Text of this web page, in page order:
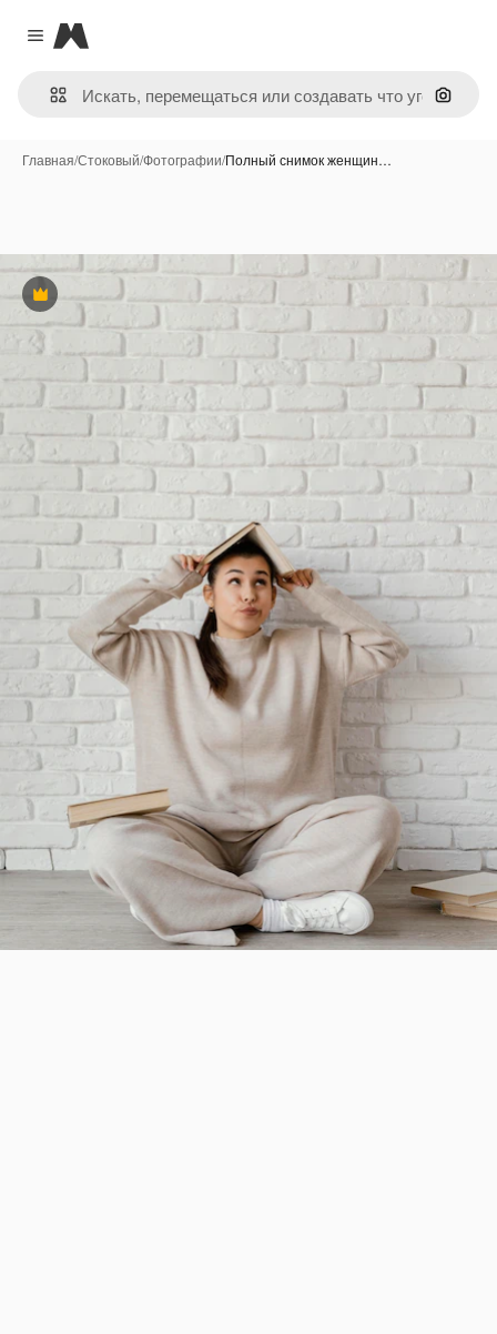
Close menu
Magnific
Поиск
Главная/Стоковый/Фотографии/Полный снимок женщин…
Премиум